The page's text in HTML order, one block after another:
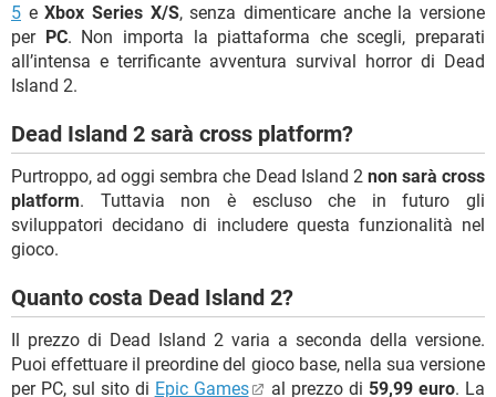
5 eXbox Series X/S, senza dimenticare anche la versione
per PC. Non importa la piattaforma che scegli, preparati
all’intensa e terrificante avventura survival horror di Dead
Island 2.
Dead Island 2 sarà cross platform?
Purtroppo, ad oggi sembra che Dead Island 2 non sarà cross
platform. Tuttavia non è escluso che in futuro gli
sviluppatori decidano di includere questa funzionalità nel
gioco.
Quanto costa Dead Island 2?
Il prezzo di Dead Island 2 varia a seconda della versione.
Puoi effettuare il preordine del gioco base, nella sua versione
per PC, sul sito di Epic Games al prezzo di 59,99 euro. La